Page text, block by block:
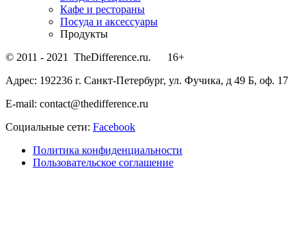
Кафе и рестораны
Посуда и аксессуары
Продукты
© 2011 - 2021 TheDifference.ru. 16+
Адрес: 192236 г. Санкт-Петербург, ул. Фучика, д 49 Б, оф. 17
E-mail: contact@thedifference.ru
Социальные сети: Facebook
Политика конфиденциальности
Пользовательское соглашение